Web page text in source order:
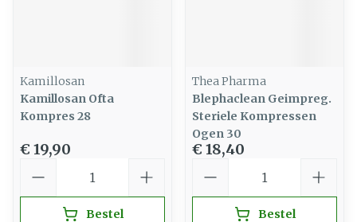
Kamillosan
Kamillosan Ofta
Kompres 28
€ 19,90
Bestel
Thea Pharma
Blephaclean Geimpreg.
Steriele Kompressen
Ogen 30
€ 18,40
Bestel